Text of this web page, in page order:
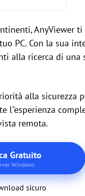
AnyViewer
PC. Con la sua
alla ricerca di una
alla sicurezza
l"esperienza
remota.
Gratuito
Windows
sicuro